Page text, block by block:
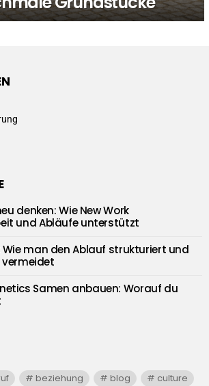
denken: Wie New Work
und Abläufe unterstützt
Wie man den Ablauf strukturiert und
vermeidet
Samen anbauen: Worauf du
beziehung blog
culture